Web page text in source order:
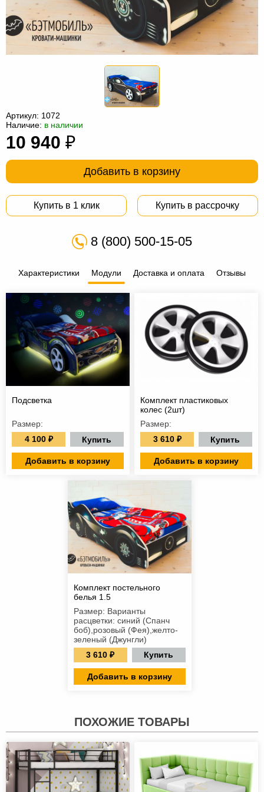
мебель
Столы
Мебель
мешки
Мебель
из
Садовая
Артикул: 1072
Наличие: в наличии
10 940 ₽
Добавить в корзину
Купить в 1 клик Купить в рассрочку
8 (800) 500-15-05
Характеристики Модули Доставка и оплата Отзывы
Подсветка
Размер:
4 100 ₽
Купить
Добавить в корзину
Комплект пластиковых
колес (2шт)
Размер:
3 610 ₽
Купить
Добавить в корзину
Комплект постельного
белья 1.5
Размер: Варианты
расцветки: синий (Спанч
боб),розовый (Фея),желто-
зеленый (Джунгли)
3 610 ₽
Купить
Добавить в корзину
ПОХОЖИЕ ТОВАРЫ